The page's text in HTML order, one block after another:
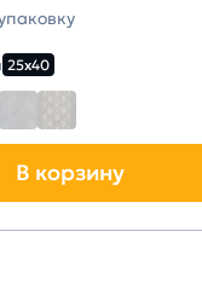
25х40
В корзину